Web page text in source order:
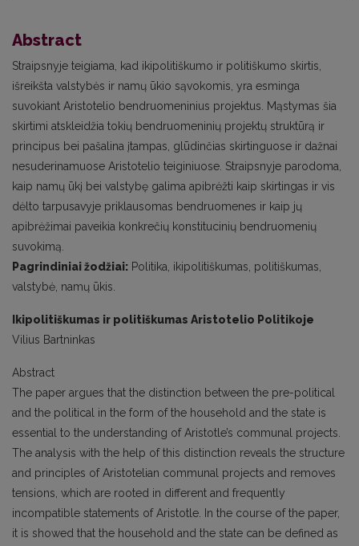
Abstract
Straipsnyje teigiama, kad ikipolitiškumo ir politiškumo skirtis,
išreikšta valstybės ir namų ūkio sąvokomis, yra esminga
suvokiant Aristotelio bendruomeninius projektus. Mąstymas šia
skirtimi atskleidžia tokių bendruomeninių projektų struktūrą ir
principus bei pašalina įtampas, glūdinčias skirtinguose ir dažnai
nesuderinamuose Aristotelio teiginiuose. Straipsnyje parodoma,
kaip namų ūkį bei valstybę galima apibrėžti kaip skirtingas ir vis
dėlto tarpusavyje priklausomas bendruomenes ir kaip jų
apibrėžimai paveikia konkrečių konstitucinių bendruomenių
suvokimą.
Pagrindiniai žodžiai: Politika, ikipolitiškumas, politiškumas,
valstybė, namų ūkis.
Ikipolitiškumas ir politiškumas Aristotelio Politikoje
Vilius Bartninkas
Abstract
The paper argues that the distinction between the pre-political
and the political in the form of the household and the state is
essential to the understanding of Aristotle’s communal projects.
The analysis with the help of this distinction reveals the structure
and principles of Aristotelian communal projects and removes
tensions, which are rooted in different and frequently
incompatible statements of Aristotle. In the course of the paper,
it is showed that the household and the state can be defined as